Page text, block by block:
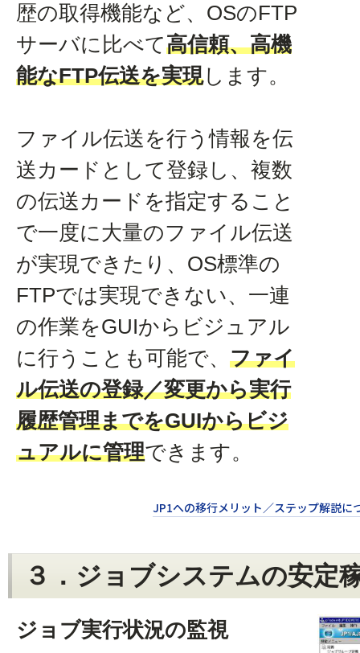
歴の取得機能など、OSのFTP
サーバに比べて高信頼、高機
能なFTP伝送を実現します。
ファイル伝送を行う情報を伝
送カードとして登録し、複数
の伝送カードを指定すること
で一度に大量のファイル伝送
が実現できたり、OS標準の
FTPでは実現できない、一連
の作業をGUIからビジュアル
に行うことも可能で、 ファイ
ル伝送の登録／変更から実行
履歴管理までをGUIからビジ
ュアルに管理できます。
JP1への移行メリット／ステップ解説に
３．ジョブシステムの安定
ジョブ実行状況の監視